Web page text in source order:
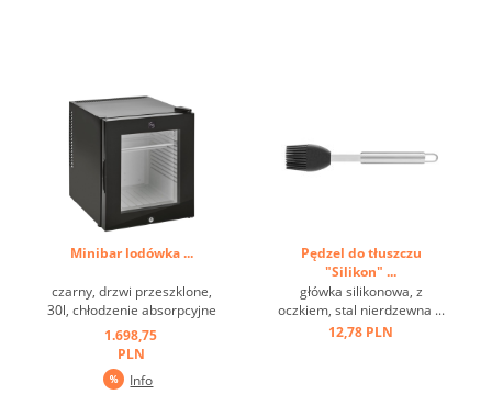
Minibar lodówka ...
czarny, drzwi przeszklone,
30l, chłodzenie absorpcyjne
...
1.698,75
PLN
Info
Pędzel do tłuszczu
"Silikon" ...
główka silikonowa, z
oczkiem, stal nierdzewna ...
12,78 PLN